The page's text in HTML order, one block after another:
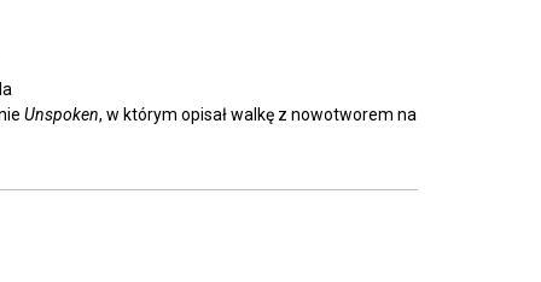
Unspoken, w którym opisał walkę z nowotworem na